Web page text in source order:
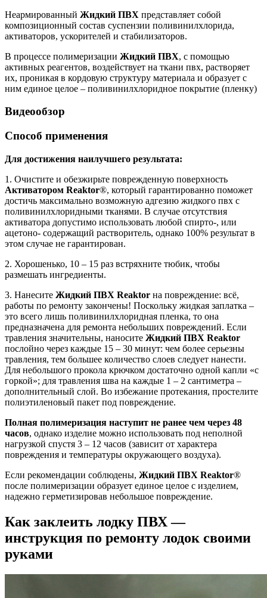
Неармированный Жидкий ПВХ представляет собой
композиционный состав суспензии поливинилхлорида,
активаторов, ускорителей и стабилизаторов.
В процессе полимеризации Жидкий ПВХ, с помощью
активных реагентов, воздействует на ткани пвх, растворяет
их, проникая в кордовую структуру материала и образует с
ним единое целое – поливинилхлоридное покрытие (пленку)
Видеообзор
Способ применения
Для достижения наилучшего результата:
1. Очистите и обезжирьте поврежденную поверхность
Активатором Reaktor®, который гарантированно поможет
достичь максимально возможную адгезию жидкого пвх с
поливинилхлоридными тканями. В случае отсутствия
активатора допустимо использовать любой спирто-, или
ацетоно- содержащий растворитель, однако 100% результат в
этом случае не гарантирован.
2. Хорошенько, 10 – 15 раз встряхните тюбик, чтобы
размешать ингредиенты.
3. Нанесите Жидкий ПВХ Reaktor на повреждение: всё,
работы по ремонту закончены! Поскольку жидкая заплатка –
это всего лишь поливинилхлоридная пленка, то она
предназначена для ремонта небольших повреждений. Если
травления значительны, наносите Жидкий ПВХ Reaktor
послойно через каждые 15 – 30 минут: чем более серьезны
травления, тем большее количество слоев следует нанести.
Для небольшого прокола крючком достаточно одной капли «с
горкой»; для травления шва на каждые 1 – 2 сантиметра –
дополнительный слой. Во избежание протекания, простелите
полиэтиленовый пакет под повреждение.
Полная полимеризация наступит не ранее чем через 48
часов, однако изделие можно использовать под неполной
нагрузкой спустя 3 – 12 часов (зависит от характера
повреждения и температуры окружающего воздуха).
Если рекомендации соблюдены, Жидкий ПВХ Reaktor®
после полимеризации образует единое целое с изделием,
надежно герметизировав небольшое повреждение.
Как заклеить лодку ПВХ —
инструкция по ремонту лодок своими
руками